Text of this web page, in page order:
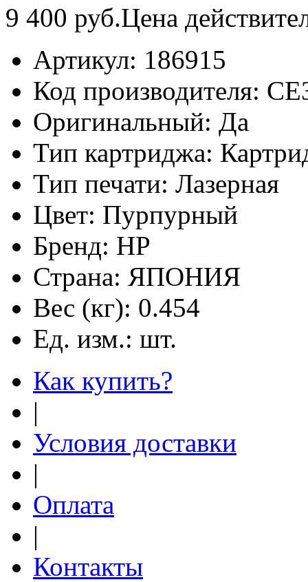
9 400 руб.Цена
Артикул: 186915
Код производителя:
Оригинальный: Да
Тип картриджа:
Тип печати: Лазерная
Цвет: Пурпурный
Бренд: HP
Страна: ЯПОНИЯ
Вес (кг): 0.454
Ед. изм.: шт.
Как купить?
|
Условия доставки
|
Оплата
|
Контакты